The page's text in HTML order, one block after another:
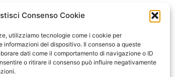
Consenso Cookie
utilizziamo tecnologie come i cookie per
informazioni del dispositivo. Il consenso a queste
dati come il comportamento di navigazione o ID
o ritirare il consenso può influire negativamente